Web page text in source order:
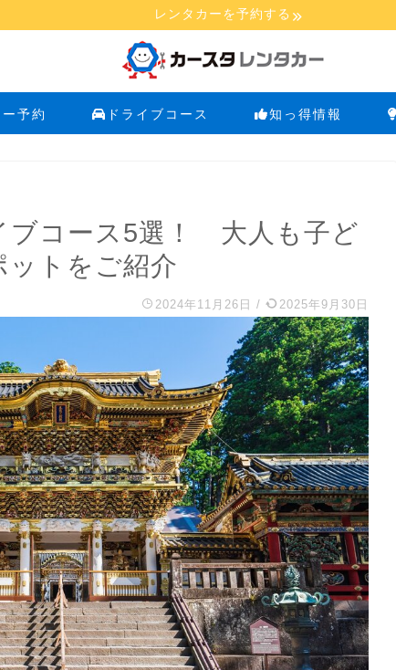
レンタカーを予約する
予約 ドライブコース 知っ得情報
ブコース5選！ 大人も子ど
ットをご紹介
2024年11月26日 / 2025年9月30日